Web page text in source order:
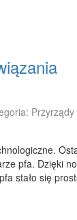
Przyrządy
pfa. Dzięki
stało się